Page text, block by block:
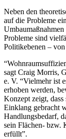
Neben den
auf die Probleme
Probleme sind
Politikebenen –
sagt Craig Morris,
e. V. “Vielmehr ist
erhoben werden,
Konzept zeigt,
Einklang gebracht
Handlungsbedarf,
sein Flächen- bzw.
erfüllt”.